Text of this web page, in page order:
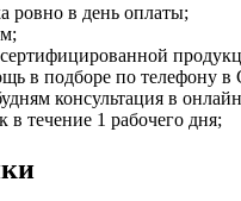
ровно в день оплаты;
в подборе по телефону в
консультация в
в течение 1 рабочего дня;